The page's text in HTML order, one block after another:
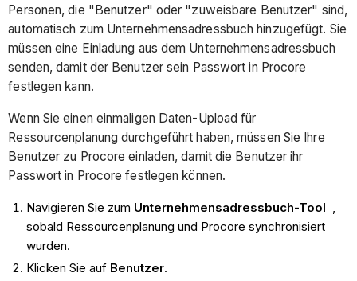
Personen, die "Benutzer" oder "zuweisbare Benutzer" sind,
automatisch zum Unternehmensadressbuch hinzugefügt. Sie
müssen eine Einladung aus dem Unternehmensadressbuch
senden, damit der Benutzer sein Passwort in Procore
festlegen kann.
Wenn Sie einen einmaligen Daten-Upload für
Ressourcenplanung durchgeführt haben, müssen Sie Ihre
Benutzer zu Procore einladen, damit die Benutzer ihr
Passwort in Procore festlegen können.
Navigieren Sie zum Unternehmensadressbuch-Tool ,
sobald Ressourcenplanung und Procore synchronisiert
wurden.
Klicken Sie auf Benutzer.